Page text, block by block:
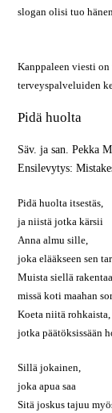
slogan olisi tuo
Kanppaleen viesti
terveyspalveluiden
Pidä huolta
Säv. ja san. Pekka
Ensilevytys:
Pidä huolta itsestäs,
ja niistä jotka kärsii
Anna almu sille,
joka elääkseen sen
Muista siellä
missä koti maahan
Koeta niitä rohkaista,
jotka päätöksissään
Sillä jokainen,
joka apua saa
Sitä joskus tajuu